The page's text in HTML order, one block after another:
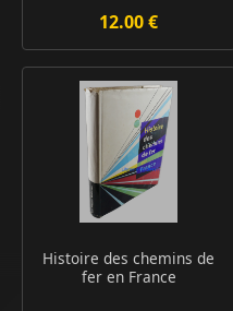
12.00 €
Histoire des chemins de
fer en France